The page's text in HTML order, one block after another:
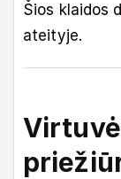
Šios klaidos
ateityje.